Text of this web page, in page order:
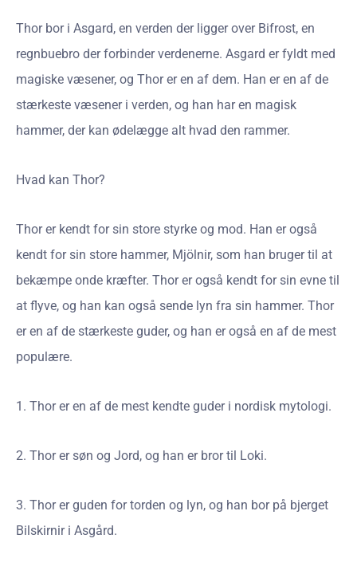
Thor bor i Asgard, en verden der ligger over Bifrost, en
regnbuebro der forbinder verdenerne. Asgard er fyldt med
magiske væsener, og Thor er en af dem. Han er en af de
stærkeste væsener i verden, og han har en magisk
hammer, der kan ødelægge alt hvad den rammer.
Hvad kan Thor?
Thor er kendt for sin store styrke og mod. Han er også
kendt for sin store hammer, Mjölnir, som han bruger til at
bekæmpe onde kræfter. Thor er også kendt for sin evne til
at flyve, og han kan også sende lyn fra sin hammer. Thor
er en af de stærkeste guder, og han er også en af de mest
populære.
1. Thor er en af de mest kendte guder i nordisk mytologi.
2. Thor er søn og Jord, og han er bror til Loki.
3. Thor er guden for torden og lyn, og han bor på bjerget
Bilskirnir i Asgård.